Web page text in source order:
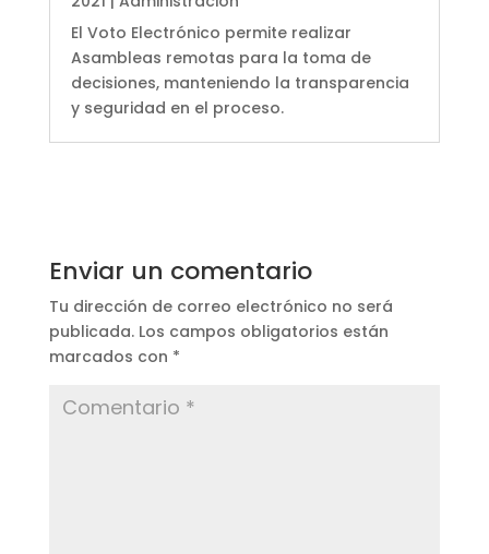
El Voto Electrónico permite realizar
Asambleas remotas para la toma de
decisiones, manteniendo la transparencia
y seguridad en el proceso.
Enviar un comentario
Tu dirección de correo electrónico no será
publicada. Los campos obligatorios están
marcados con *